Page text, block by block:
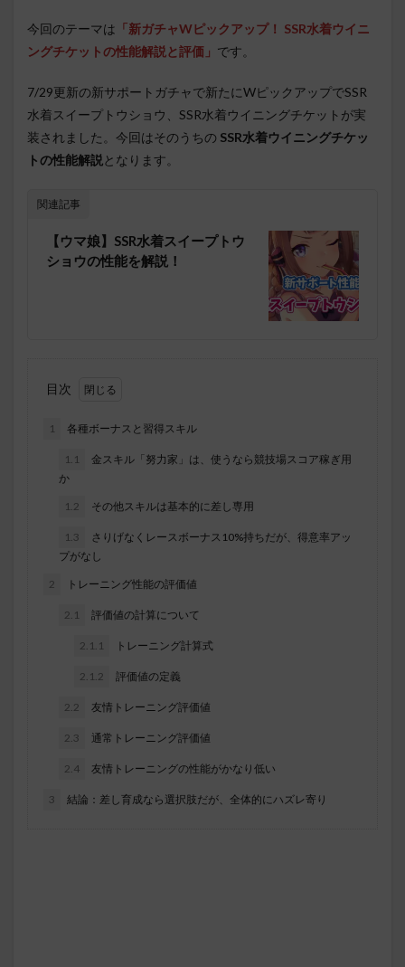
今回のテーマは 「新ガチャWピックアップ！ SSR水着ウイニ
ングチケットの性能解説と評価」 です。
7/29更新の新サポートガチャで新たにWピックアップでSSR
水着スイープトウショウ、SSR水着ウイニングチケットが実
装されました。今回はそのうちの SSR水着ウイニングチケッ
トの性能解説となります。
関連記事
【ウマ娘】SSR水着スイープトウ
ショウの性能を解説！
目次
1 各種ボーナスと習得スキル
1.1
金スキル「努力家」は、使うなら競技場スコア稼ぎ用
か
1.2 その他スキルは基本的に差し専用
1.3
さりげなくレースボーナス10%持ちだが、得意率アッ
プがなし
2 トレーニング性能の評価値
2.1 評価値の計算について
2.1.1 トレーニング計算式
2.1.2 評価値の定義
2.2 友情トレーニング評価値
2.3 通常トレーニング評価値
2.4 友情トレーニングの性能がかなり低い
3 結論：差し育成なら選択肢だが、全体的にハズレ寄り